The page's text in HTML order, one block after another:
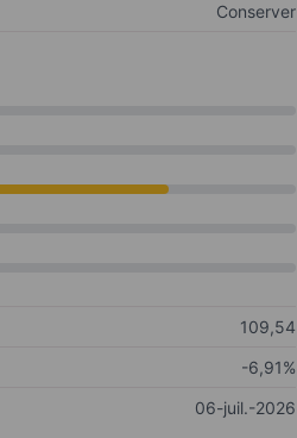
Conserver
109,54
-6,91%
06-juil.-2026